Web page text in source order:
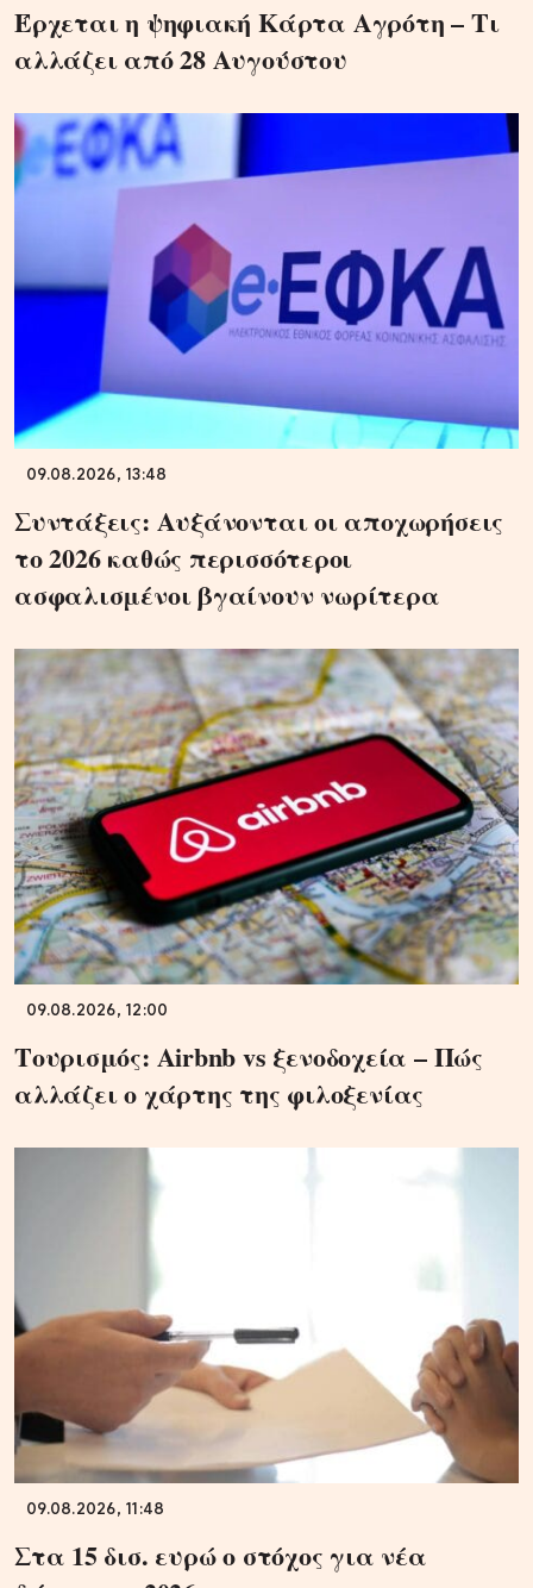
Έρχεται η ψηφιακή Κάρτα Αγρότη – Τι
αλλάζει από 28 Αυγούστου
09.08.2026, 13:48
Συντάξεις: Αυξάνονται οι αποχωρήσεις
το 2026 καθώς περισσότεροι
ασφαλισμένοι βγαίνουν νωρίτερα
09.08.2026, 12:00
Τουρισμός: Airbnb vs ξενοδοχεία – Πώς
αλλάζει ο χάρτης της φιλοξενίας
09.08.2026, 11:48
Στα 15 δισ. ευρώ ο στόχος για νέα